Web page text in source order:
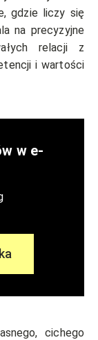
gdzie liczy się
na precyzyjne
relacji z
i wartości
w e-
cichego